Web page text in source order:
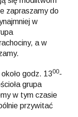
zapraszamy do
w
a w
godz. 1300-
grupa
w tym czasie
przywitać